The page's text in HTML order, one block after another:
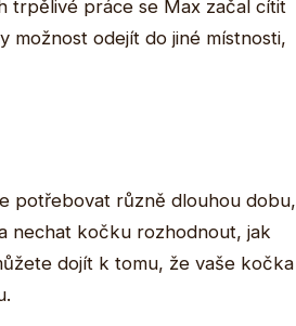
trpělivé práce se Max začal cítit
možnost odejít do jiné místnosti,
potřebovat různě dlouhou dobu,
nechat kočku rozhodnout, jak
dojít k tomu, že vaše kočka